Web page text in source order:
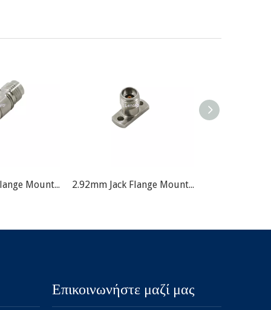
2.92mm Jack Flange Mount RF Connector 2.92mm Jack Flange Mount RF Connector
Επικοινωνήστε μαζί μας